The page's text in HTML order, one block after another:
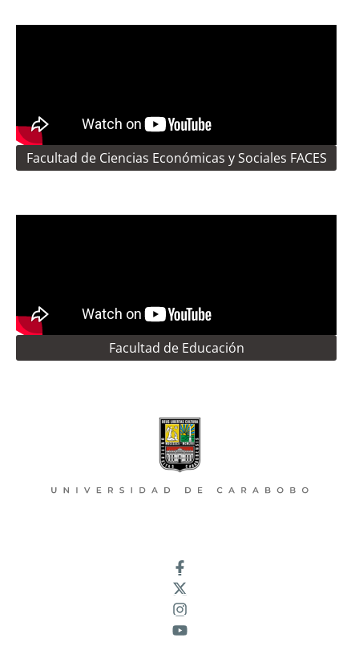
Facultad de Ciencias Económicas y Sociales FACES
Facultad de Educación